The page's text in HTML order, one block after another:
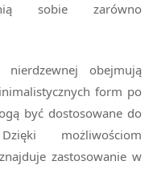
sobie zarówno
obejmują
form po
być dostosowane do
możliwościom
zastosowanie w